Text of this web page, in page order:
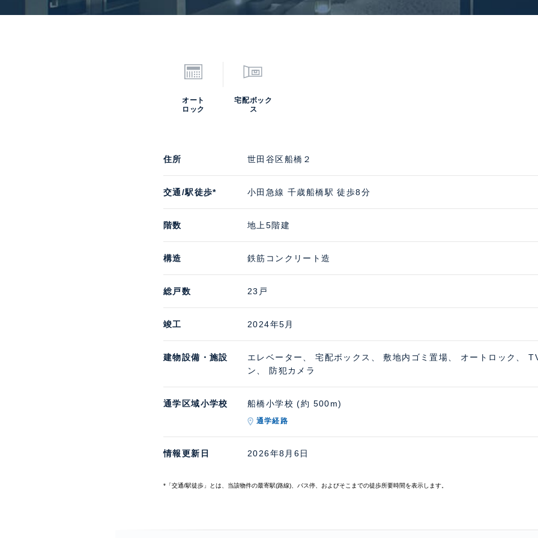
オート
ロック
宅配ボック
ス
住所 世田谷区船橋２
交通/駅徒歩* 小田急線 千歳船橋駅 徒歩8分
階数 地上5階建
構造 鉄筋コンクリート造
総戸数 23戸
竣工 2024年5月
建物設備・施設
エレベーター、 宅配ボックス、 敷地内ゴミ置場、 オートロック、
ン、 防犯カメラ
通学区域小学校 船橋小学校 (約 500m)
通学経路
情報更新日 2026年8月6日
*「交通/駅徒歩」とは、当該物件の最寄駅(路線)、バス停、およびそこまでの徒歩所要時間を表示します。